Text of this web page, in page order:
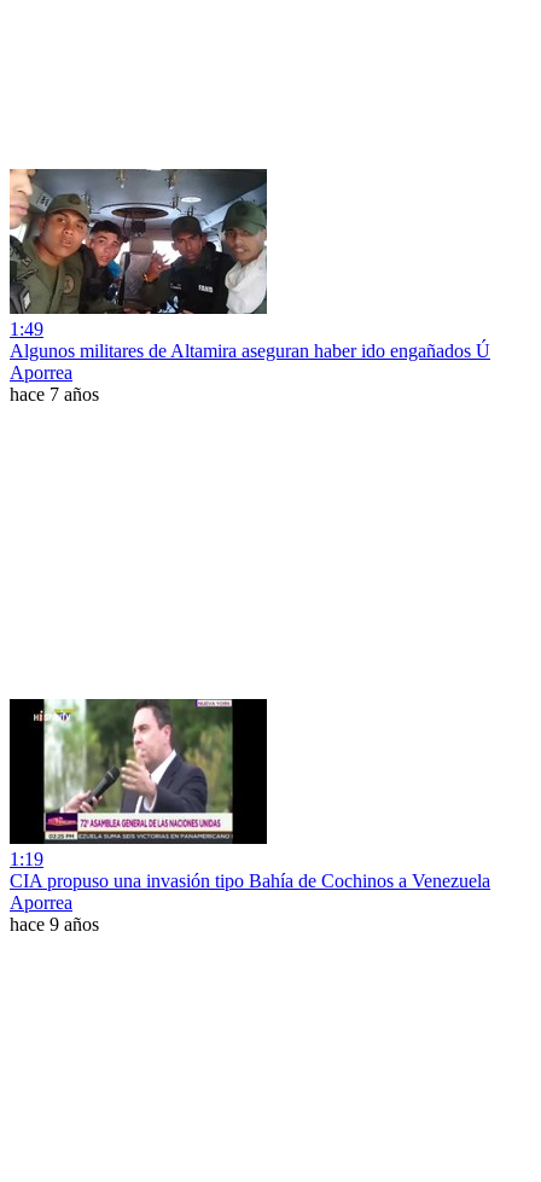
1:49
Algunos militares de Altamira aseguran haber ido engañados Ú
Aporrea
hace 7 años
1:19
CIA propuso una invasión tipo Bahía de Cochinos a Venezuela
Aporrea
hace 9 años